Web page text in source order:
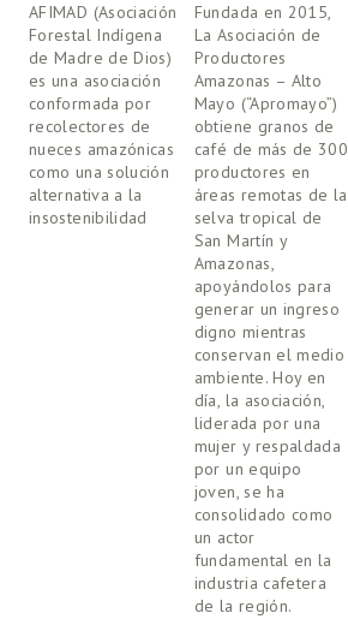
AFIMAD (Asociación
Forestal Indígena
de Madre de Dios)
es una asociación
conformada por
recolectores de
nueces amazónicas
como una solución
alternativa a la
insostenibilidad
Fundada en 2015,
La Asociación de
Productores
Amazonas – Alto
Mayo (“Apromayo”)
obtiene granos de
café de más de 300
productores en
áreas remotas de la
selva tropical de
San Martín y
Amazonas,
apoyándolos para
generar un ingreso
digno mientras
conservan el medio
ambiente. Hoy en
día, la asociación,
liderada por una
mujer y respaldada
por un equipo
joven, se ha
consolidado como
un actor
fundamental en la
industria cafetera
de la región.